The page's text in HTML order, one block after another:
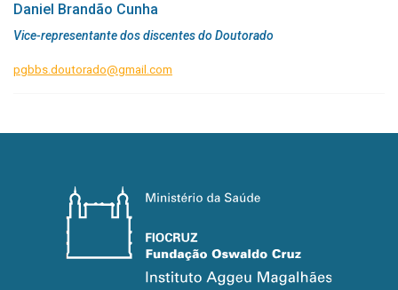
Daniel Brandão Cunha
Vice-representante dos discentes do Doutorado
pgbbs.doutorado@gmail.com